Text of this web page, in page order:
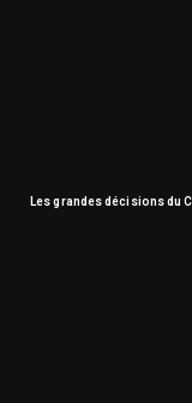
Les grandes décisions du